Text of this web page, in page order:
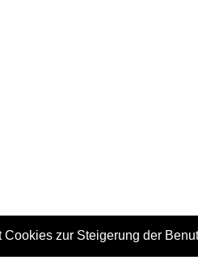
Cookies zur Steigerung der